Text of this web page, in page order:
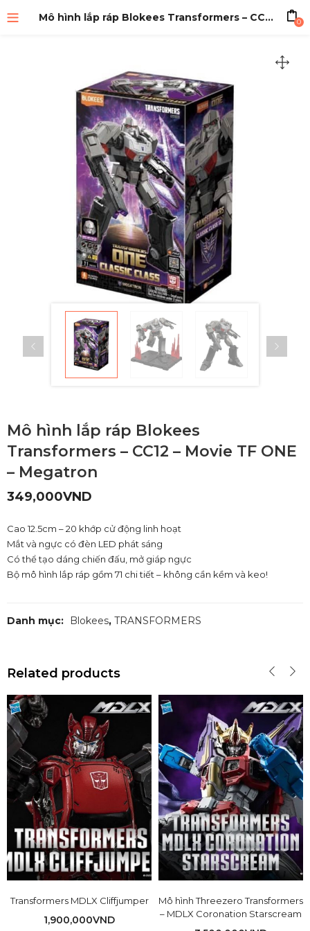
Mô hình lắp ráp Blokees Transformers – CC12 – Movie TF ONE – Megatron 0
Mô hình lắp ráp Blokees
Transformers – CC12 – Movie TF ONE
– Megatron
349,000VND
Cao 12.5cm – 20 khớp cử động linh hoạt
Mắt và ngực có đèn LED phát sáng
Có thể tạo dáng chiến đấu, mở giáp ngực
Bộ mô hình lắp ráp gồm 71 chi tiết – không cần kềm và keo!
Danh mục: Blokees, TRANSFORMERS
Related products
Transformers MDLX Cliffjumper
1,900,000VND
Mô hình Threezero Transformers
– MDLX Coronation Starscream